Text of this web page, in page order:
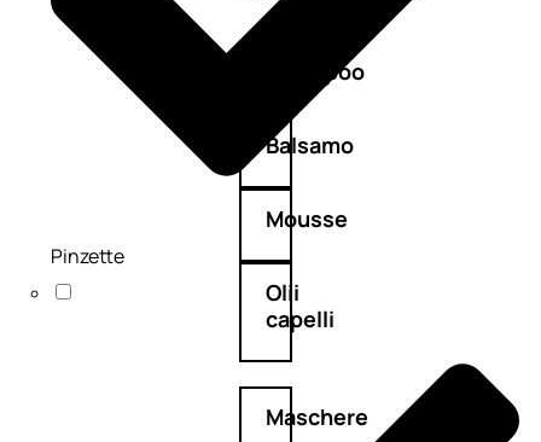
Shampoo
Balsamo
Mousse
Olii
capelli
Maschere
Pinzette